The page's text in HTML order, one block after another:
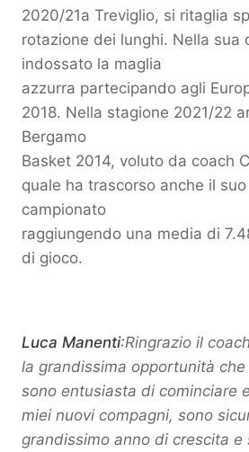
2020/21a Treviglio, si ritaglia
rotazione dei lunghi. Nella sua
indossato la maglia
azzurra partecipando agli
2018. Nella stagione 2021/22
Bergamo
Basket 2014, voluto da coach
quale ha trascorso anche il
campionato
raggiungendo una media di
di gioco.
Luca Manenti:Ringrazio il
la grandissima opportunità
sono entusiasta di cominciare
miei nuovi compagni, sono
grandissimo anno di crescita